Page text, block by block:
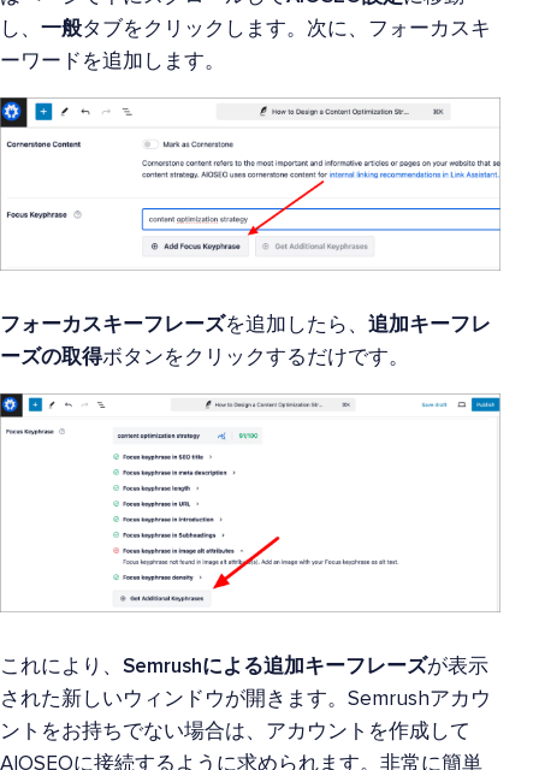
し、 一般タブをクリックします。次に、フォーカスキ
ーワードを追加します。
フォーカスキーフレーズを追加したら、 追加キーフレ
ーズの取得ボタンをクリックするだけです。
これにより、 Semrushによる追加キーフレーズが表示
された新しいウィンドウが開きます。Semrushアカウ
ントをお持ちでない場合は、アカウントを作成して
AIOSEOに接続するように求められます。非常に簡単